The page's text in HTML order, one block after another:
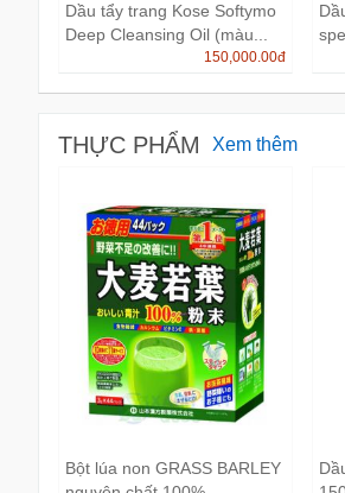
Dầu tẩy trang Kose Softymo
Deep Cleansing Oil (màu...
150,000.00đ
THỰC PHẨM Xem thêm
Bột lúa non GRASS BARLEY